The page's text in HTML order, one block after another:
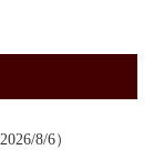
2026/8/6